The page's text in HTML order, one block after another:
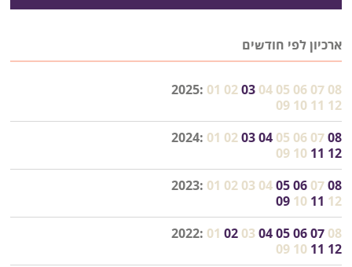
ארכיון לפי חודשים
2025: 01 02 03 04 05 06 07 08
09 10 11 12
2024: 01 02 03 04 05 06 07 08
09 10 11 12
2023: 01 02 03 04 05 06 07 08
09 10 11 12
2022: 01 02 03 04 05 06 07 08
09 10 11 12